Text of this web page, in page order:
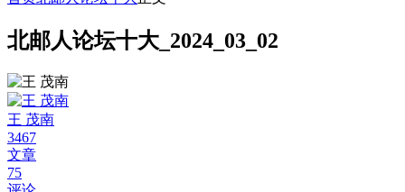
北邮人论坛十大_2024_03_02
王 茂南
3467
文章
75